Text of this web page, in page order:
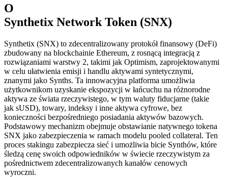
O
Synthetix Network Token (SNX)
Synthetix (SNX) to zdecentralizowany protokół finansowy (DeFi)
zbudowany na blockchainie Ethereum, z rosnącą integracją z
rozwiązaniami warstwy 2, takimi jak Optimism, zaprojektowanymi
w celu ułatwienia emisji i handlu aktywami syntetycznymi,
znanymi jako Synths. Ta innowacyjna platforma umożliwia
użytkownikom uzyskanie ekspozycji w łańcuchu na różnorodne
aktywa ze świata rzeczywistego, w tym waluty fiducjarne (takie
jak sUSD), towary, indeksy i inne aktywa cyfrowe, bez
konieczności bezpośredniego posiadania aktywów bazowych.
Podstawowy mechanizm obejmuje obstawianie natywnego tokena
SNX jako zabezpieczenia w ramach modelu pooled collateral. Ten
proces stakingu zabezpiecza sieć i umożliwia bicie Synthów, które
śledzą cenę swoich odpowiedników w świecie rzeczywistym za
pośrednictwem zdecentralizowanych kanałów cenowych
wyroczni.